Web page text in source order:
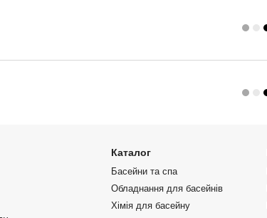
Каталог
Басейни та спа
Обладнання для басейнів
Хімія для басейну